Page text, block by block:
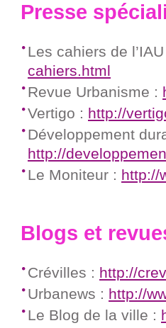
Presse
Les cahiers de l’IAU
cahiers.html
Revue Urbanisme :
Vertigo : http://
Développement
http://
Le Moniteur : http://
Blogs et
Crévilles : http://
Urbanews : http://
Le Blog de la ville :